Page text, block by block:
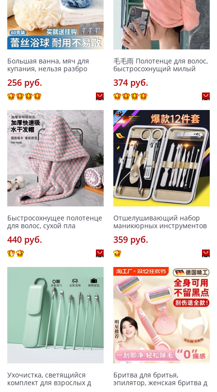
Большая ванна, мяч для
купания, нельзя разбро
256 pуб.
毛毛雨 Полотенце для волос,
быстросохнущий милый
374 pуб.
Быстросохнущее полотенце
для волос, сухой пла
440 pуб.
Отшелушивающий набор
маникюрных инструментов
359 pуб.
Ухочистка, светящийся
комплект для взрослых д
Бритва для бритья,
эпилятор, женская бритва д